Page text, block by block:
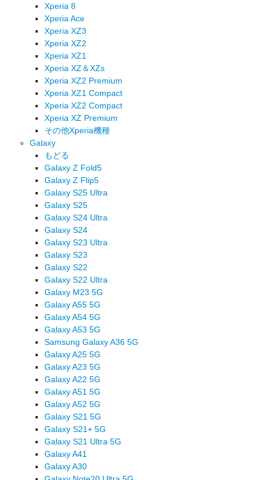
Xperia 8
Xperia Ace
Xperia XZ3
Xperia XZ2
Xperia XZ1
Xperia XZ＆XZs
Xperia XZ2 Premium
Xperia XZ1 Compact
Xperia XZ2 Compact
Xperia XZ Premium
その他Xperia機種
Galaxy
もどる
Galaxy Z Fold5
Galaxy Z Flip5
Galaxy S25 Ultra
Galaxy S25
Galaxy S24 Ultra
Galaxy S24
Galaxy S23 Ultra
Galaxy S23
Galaxy S22
Galaxy S22 Ultra
Galaxy M23 5G
Galaxy A55 5G
Galaxy A54 5G
Galaxy A53 5G
Samsung Galaxy A36 5G
Galaxy A25 5G
Galaxy A23 5G
Galaxy A22 5G
Galaxy A51 5G
Galaxy A52 5G
Galaxy S21 5G
Galaxy S21+ 5G
Galaxy S21 Ultra 5G
Galaxy A41
Galaxy A30